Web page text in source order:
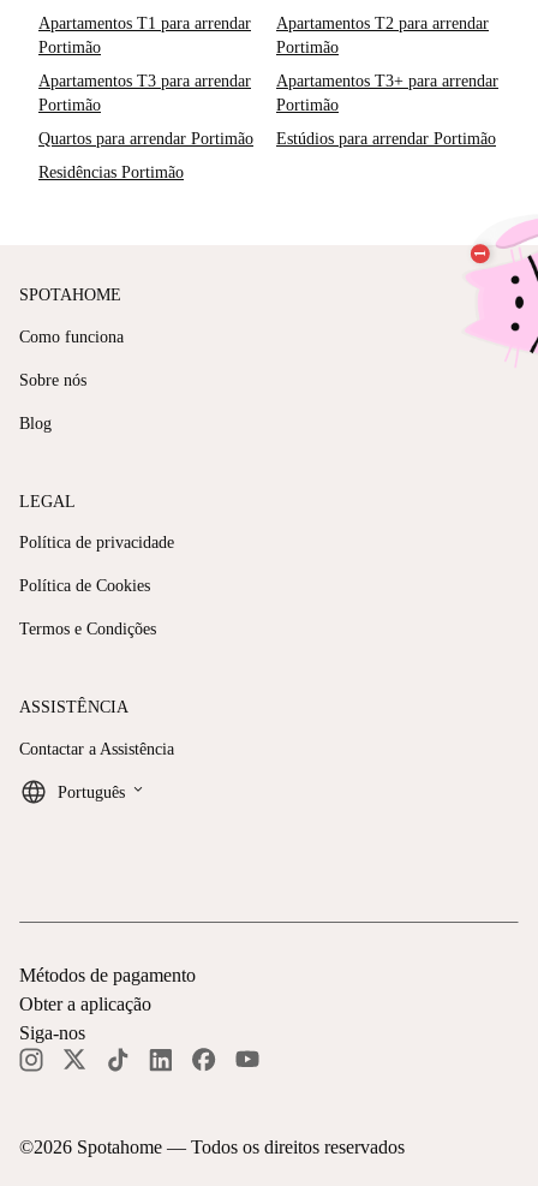
Apartamentos T1 para arrendar
Portimão
Apartamentos T2 para arrendar
Portimão
Apartamentos T3 para arrendar
Portimão
Apartamentos T3+ para arrendar
Portimão
Quartos para arrendar Portimão
Estúdios para arrendar Portimão
Residências Portimão
SPOTAHOME
Como funciona
Sobre nós
Blog
LEGAL
Política de privacidade
Política de Cookies
Termos e Condições
ASSISTÊNCIA
Contactar a Assistência
Português keyboard_arrow_down
©2026 Spotahome — Todos os direitos reservados
Métodos de pagamento
Obter a aplicação
Siga-nos